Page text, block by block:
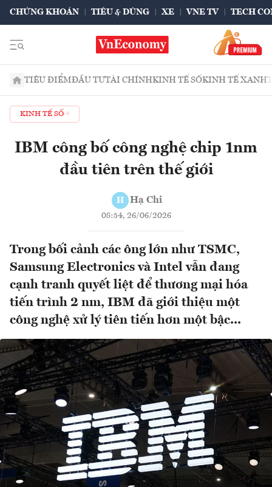
CHỨNG KHOÁN TIÊU & DÙNG XE VNE TV TECH
TIÊU ĐIỂMĐẦU TƯTÀI CHÍNHKINH TẾ SỐKINH TẾ XANH
KINH TẾ SỐ
IBM công bố công nghệ chip 1nm
đầu tiên trên thế giới
H Hạ Chi
08:54, 26/06/2026
Trong bối cảnh các ông lớn như TSMC,
Samsung Electronics và Intel vẫn đang
cạnh tranh quyết liệt để thương mại hóa
tiến trình 2 nm, IBM đã giới thiệu một
công nghệ xử lý tiên tiến hơn một bậc...